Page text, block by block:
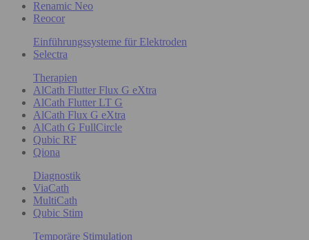
Renamic Neo
Reocor
Einführungssysteme für Elektroden
Selectra
Therapien
AlCath Flutter Flux G eXtra
AlCath Flutter LT G
AlCath Flux G eXtra
AlCath G FullCircle
Qubic RF
Qiona
Diagnostik
ViaCath
MultiCath
Qubic Stim
Temporäre Stimulation